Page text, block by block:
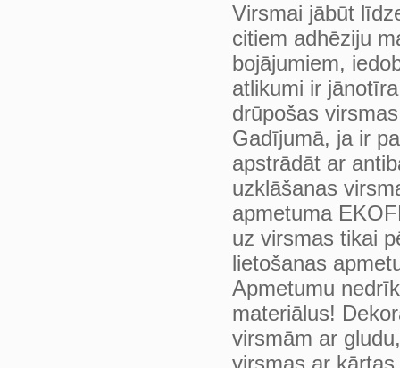
Virsmai jābūt
citiem adhēziju
bojājumiem,
atlikumi ir
drūpošas
Gadījumā, ja ir
apstrādāt ar
uzklāšanas
apmetuma
uz virsmas tikai
lietošanas
Apmetumu
materiālus!
virsmām ar
virsmas ar